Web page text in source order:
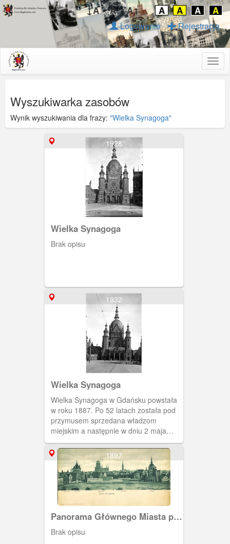
↓A A A↑ A A A A
Logowanie Rejestracja
Wyszukiwarka zasobów
Wynik wyszukiwania dla frazy: "Wielka Synagoga"
1928
Wielka Synagoga
Brak opisu
1932
Wielka Synagoga
Wielka Synagoga w Gdańsku powstała
w roku 1887. Po 52 latach została pod
przymusem sprzedana władzom
miejskim a następnie w dniu 2 maja
1939 r, przystąpiono do jej rozbiórki.
1897
Panorama Głównego Miasta po
likwidacji zachodnich umocnień
obronnych.
Brak opisu